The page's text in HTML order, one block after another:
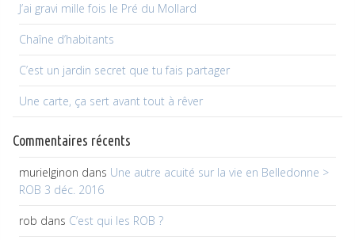
J’ai gravi mille fois le Pré du Mollard
Chaîne d’habitants
C’est un jardin secret que tu fais partager
Une carte, ça sert avant tout à rêver
Commentaires récents
murielginon dans Une autre acuité sur la vie en Belledonne >
ROB 3 déc. 2016
rob dans C’est qui les ROB ?